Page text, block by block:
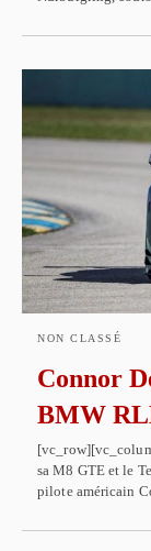
NON CLASSÉ
Connor
BMW
sa M8 GTE et le
pilote américain